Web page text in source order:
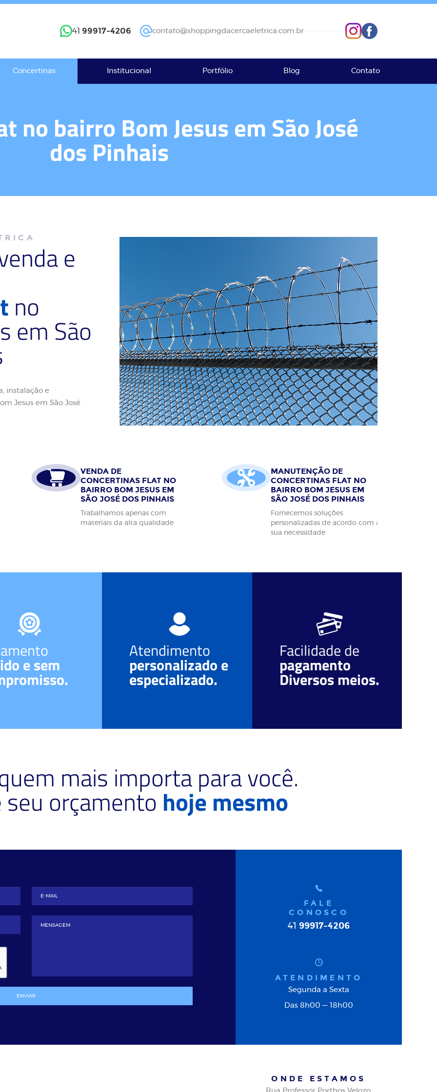
41 99917-4206 contato@shoppingdacercaeletrica.com.br
Concertinas Institucional Portfólio Blog Contato
no bairro Bom Jesus em São José
dos Pinhais
e
no
em São
instalação e
Jesus em São José
VENDA DE
CONCERTINAS FLAT NO
BAIRRO BOM JESUS EM
SÃO JOSÉ DOS PINHAIS
Trabalhamos apenas com
materiais da alta qualidade
MANUTENÇÃO DE
CONCERTINAS FLAT NO
BAIRRO BOM JESUS EM
SÃO JOSÉ DOS PINHAIS
Fornecemos soluções
personalizadas de acordo com a
sua necessidade
e sem
Atendimento
personalizado e
especializado.
Facilidade de
pagamento
Diversos meios.
mais importa para você.
seu orçamento hoje mesmo
ENVIAR
FALE
CONOSCO
41 99917-4206
ATENDIMENTO
Segunda a Sexta
Das 8h00 — 18h00
ONDE ESTAMOS